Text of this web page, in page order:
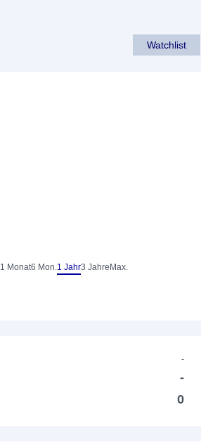
Watchlist
1 Monat6 Mon.1 Jahr3 Jahre Max.
-
-
0